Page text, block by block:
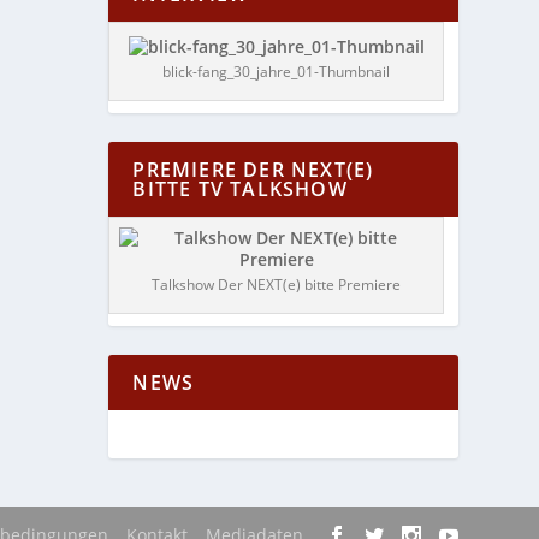
blick-fang_30_jahre_01-Thumbnail
PREMIERE DER NEXT(E)
BITTE TV TALKSHOW
Talkshow Der NEXT(e) bitte Premiere
NEWS
Kontakt Mediadaten